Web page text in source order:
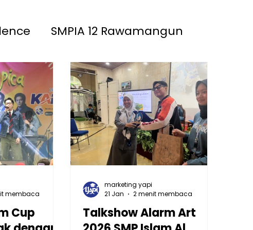
SMPIA 12 Rawamangun
Sakinah SMPIA 55 Jatimakmur
Cup
membaca
Talkshow Alarm Art
marketing yapi
21 Jan
2 menit membaca